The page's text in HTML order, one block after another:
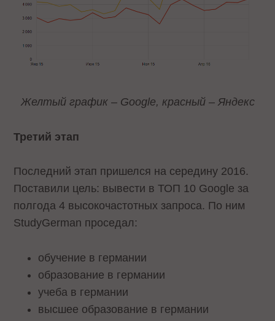
Желтый график – Google, красный – Яндекс
Третий этап
Последний этап пришелся на середину 2016.
Поставили цель: вывести в ТОП 10 Google за
полгода 4 высокочастотных запроса. По ним
StudyGerman проседал:
обучение в германии
образование в германии
учеба в германии
высшее образование в германии